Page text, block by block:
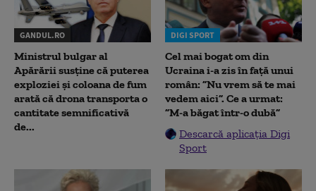
GANDUL.RO
Ministrul bulgar al
Apărării susține că puterea
exploziei și coloana de fum
arată că drona transporta o
cantitate semnificativă
de...
DIGI SPORT
Cel mai bogat om din
Ucraina i-a zis în față unui
român: ”Nu vrem să te mai
vedem aici”. Ce a urmat:
”M-a băgat într-o dubă”
Descarcă aplicația Digi
Sport